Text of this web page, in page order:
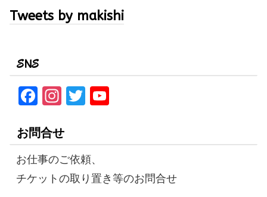
Tweets by makishi
SNS
F
ce
b
o
o
In
a
gr
a
m
T
te
r
T
u
b
お問合せ
お仕事のご依頼、
チケットの取り置き等のお問合せ